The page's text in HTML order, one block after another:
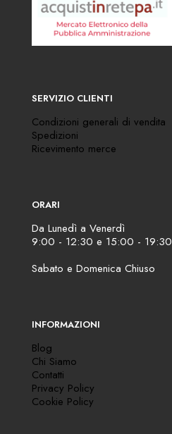
SERVIZIO CLIENTI
Condizioni generali di vendita
Spedizioni
Ricevimento merce
ORARI
Da Lunedì a Venerdì
9:00 - 12:30 e 15:00 - 19:30
Sabato e Domenica Chiuso
INFORMAZIONI
Blog
Chi Siamo
Contatti
Privacy Policy
Cookie Policy